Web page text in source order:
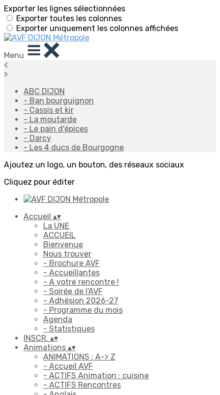
Exporter les lignes sélectionnées
Exporter toutes les colonnes
Exporter uniquement les colonnes affichées
Menu
<
>
ABC DIJON
- Ban bourguignon
- Cassis et kir
- La moutarde
- Le pain d'épices
- Darcy
- Les 4 ducs de Bourgogne
Ajoutez un logo, un bouton, des réseaux sociaux
Cliquez pour éditer
Accueil ▴▾
La UNE
ACCUEIL
Bienvenue
Nous trouver
- Brochure AVF
- Accueillantes
- A votre rencontre !
- Soirée de l'AVF
- Adhésion 2026-27
- Programme du mois
Agenda
- Statistiques
INSCR. ▴▾
Animations ▴▾
ANIMATIONS : A-> Z
- Accueil AVF
- ACTIFS Animation : cuisine
- ACTIFS Rencontres